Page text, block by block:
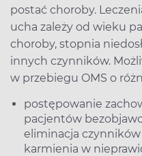
postać choroby.
ucha zależy od wieku
choroby, stopnia
innych czynników.
w przebiegu OMS o
postępowanie
pacjentów
eliminacja
karmienia w